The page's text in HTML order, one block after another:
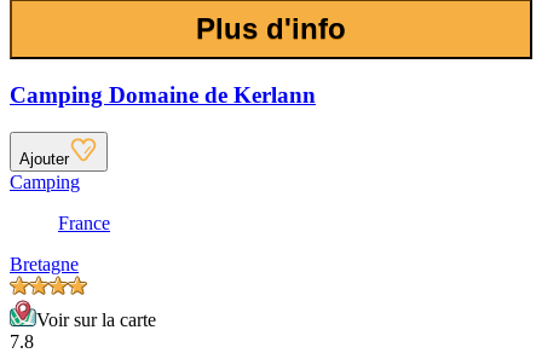
Plus d'info
Camping Domaine de Kerlann
Ajouter
Camping
France
Bretagne
Voir sur la carte
7.8